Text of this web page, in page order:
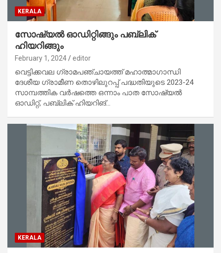
KERALA
സോഷ്യല്‍ ഓഡിറ്റിങ്ങും പബ്ലിക്
ഹിയറിങ്ങും
February 1, 2024 editor
വെട്ടിക്കവല ഗ്രാമപഞ്ചായത്ത് മഹാത്മാഗാന്ധി
ദേശീയ ഗ്രാമീണ തൊഴിലുറപ്പ് പദ്ധതിയുടെ 2023-24
സാമ്പത്തിക വര്‍ഷത്തെ ഒന്നാം പാത സോഷ്യല്‍
ഓഡിറ്റ്, പബ്ലിക് ഹിയറിങ്…
KERALA